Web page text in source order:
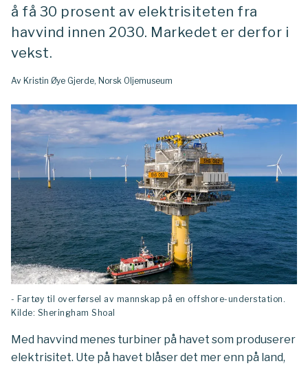
å få 30 prosent av elektrisiteten fra
havvind innen 2030. Markedet er derfor i
vekst.
Av Kristin Øye Gjerde, Norsk Oljemuseum
- Fartøy til overførsel av mannskap på en offshore-understation.
Kilde: Sheringham Shoal
Med havvind menes turbiner på havet som produserer
elektrisitet. Ute på havet blåser det mer enn på land,